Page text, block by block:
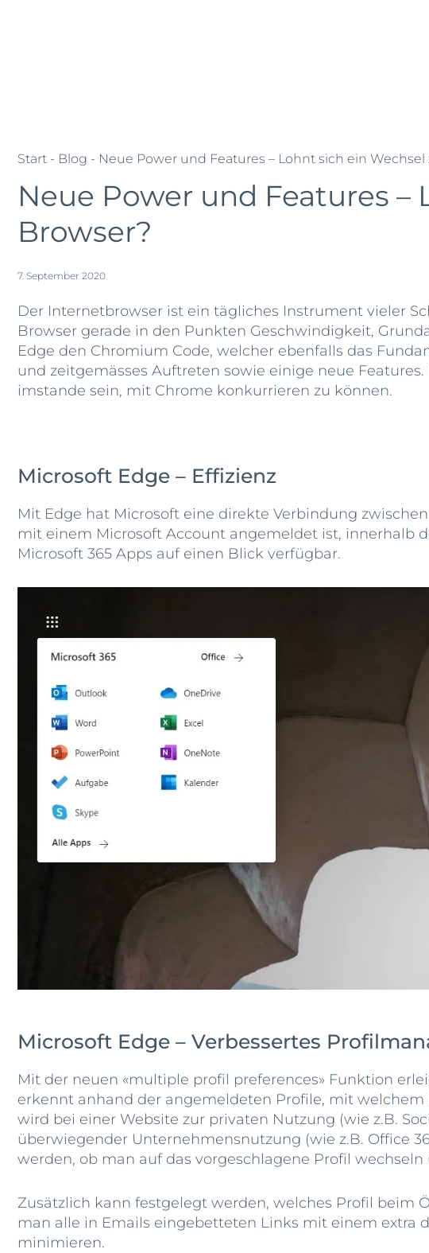
Gruppe
Start - Blog - Neue Power und Features – Lohnt sich ein
Neue Power und Features
Browser?
7. September 2020
Der Internetbrowser ist ein tägliches Instrument vieler
Browser gerade in den Punkten Geschwindigkeit,
Edge den Chromium Code, welcher ebenfalls das
und zeitgemässes Auftreten sowie einige neue
imstande sein, mit Chrome konkurrieren zu können.
Microsoft Edge – Effizienz
Mit Edge hat Microsoft eine direkte Verbindung
mit einem Microsoft Account angemeldet ist, innerhalb
Microsoft 365 Apps auf einen Blick verfügbar.
Microsoft Edge – Verbessertes
Mit der neuen «multiple profil preferences» Funktion
erkennt anhand der angemeldeten Profile, mit
wird bei einer Website zur privaten Nutzung (wie z.B.
überwiegender Unternehmensnutzung (wie z.B. Office
werden, ob man auf das vorgeschlagene Profil wechseln
Zusätzlich kann festgelegt werden, welches Profil beim
man alle in Emails eingebetteten Links mit einem extra
minimieren.